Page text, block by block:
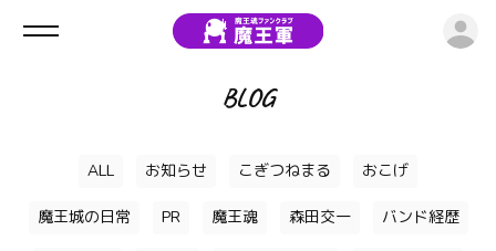
BLOG
ALL お知らせ こぎつねまる おこげ
魔王城の日常 PR 魔王魂 森田交一 バンド経歴